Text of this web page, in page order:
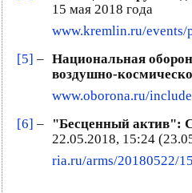
15 мая 2018 года
www.kremlin.ru/events/
[5] – Национальная
воздушно-
www.oborona.ru/
[6] –
"Бесценный актив":
22.05.2018, 15:24
ria.ru/arms/20180522/